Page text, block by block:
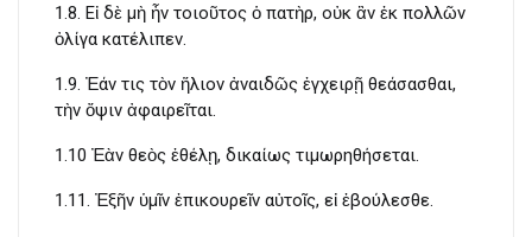
1.8. Εἰ δὲ μὴ ἦν τοιοῦτος ὁ πατὴρ, οὐκ ἂν ἐκ πολλῶν
ὀλίγα κατέλιπεν.
1.9. Ἐάν τις τὸν ἥλιον ἀναιδῶς ἐγχειρῇ θεάσασθαι,
τὴν ὄψιν ἀφαιρεῖται.
1.10 Ἐὰν θεὸς ἐθέλῃ, δικαίως τιμωρηθήσεται.
1.11. Ἐξῆν ὑμῖν ἐπικουρεῖν αὐτοῖς, εἰ ἐβούλεσθε.